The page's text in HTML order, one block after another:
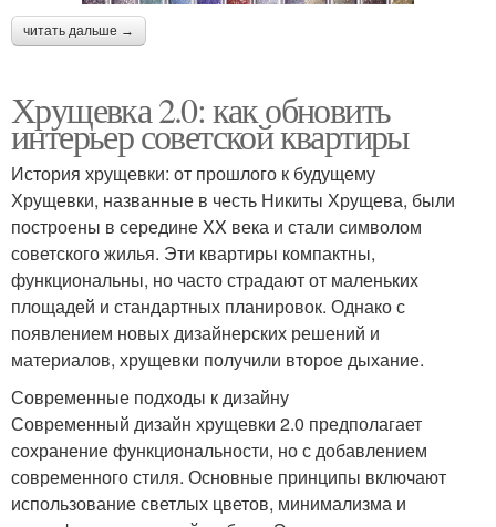
читать дальше →
Хрущевка 2.0: как обновить
интерьер советской квартиры
История хрущевки: от прошлого к будущему
Хрущевки, названные в честь Никиты Хрущева, были
построены в середине XX века и стали символом
советского жилья. Эти квартиры компактны,
функциональны, но часто страдают от маленьких
площадей и стандартных планировок. Однако с
появлением новых дизайнерских решений и
материалов, хрущевки получили второе дыхание.
Современные подходы к дизайну
Современный дизайн хрущевки 2.0 предполагает
сохранение функциональности, но с добавлением
современного стиля. Основные принципы включают
использование светлых цветов, минимализма и